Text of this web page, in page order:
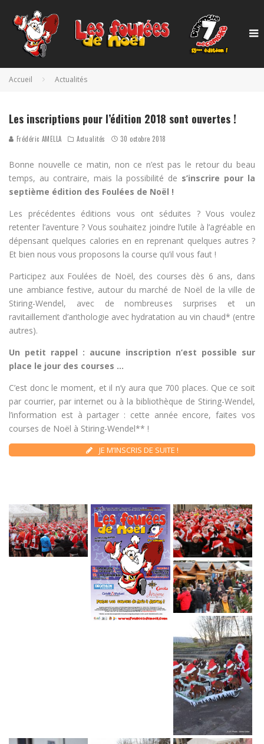
Accueil Actualités
Les inscriptions pour l’édition 2018 sont ouvertes !
Frédéric AMELLA Actualités 30 octobre 2018
Bonne nouvelle ce matin, non ce n’est pas le retour du beau
temps, au contraire, mais la possibilité de s’inscrire pour la
septième édition des Foulées de Noël !
Les précédentes éditions vous ont séduites ? Vous voulez
retenter l’aventure ? Vous souhaitez joindre l’utile à l’agréable en
dépensant quelques calories en en reprenant quelques autres ?
Et bien nous vous proposons la course qu’il vous faut !
Participez aux Foulées de Noël, des courses dès 6 ans, dans
une ambiance festive, autour du marché de Noël de la ville de
Stiring-Wendel, avec de nombreuses surprises et un
ravitaillement d’anthologie avec hydratation au vin chaud* (entre
autres).
Un petit rappel : aucune inscription n’est possible sur
place le jour des courses …
C’est donc le moment, et il n’y aura que 700 places. Que ce soit
par courrier, par internet ou à la bibliothèque de Stiring-Wendel,
l’information est à partager : cette année encore, faites vos
courses de Noël à Stiring-Wendel** !
JE M’INSCRIS DE SUITE !